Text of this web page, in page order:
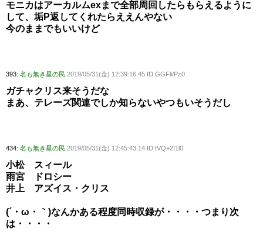
モニカはアーカルムexまで全部周回したらもらえるように
して、垢P返してくれたらええんやない
今のままでもいいけど
393: 名も無き星の民 2019/05/31(金) 12:39:16.45 ID:GGFli/Pz0
ガチャクリス来そうだな
まあ、テレーズ関連でしか知らないやつもいそうだし
434: 名も無き星の民 2019/05/31(金) 12:45:43.14 ID:tVQ+2I1l0
小松 スィール
雨宮 ドロシー
井上 アズイス・クリス
(´・ω・｀)なんかある程度同時収録が・・・・つまり次
は・・・・